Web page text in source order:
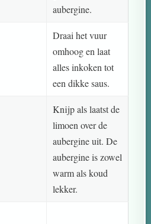
aubergine.
Draai het vuur
omhoog en laat
alles inkoken tot
een dikke saus.
Knijp als laatst de
limoen over de
aubergine uit. De
aubergine is zowel
warm als koud
lekker.